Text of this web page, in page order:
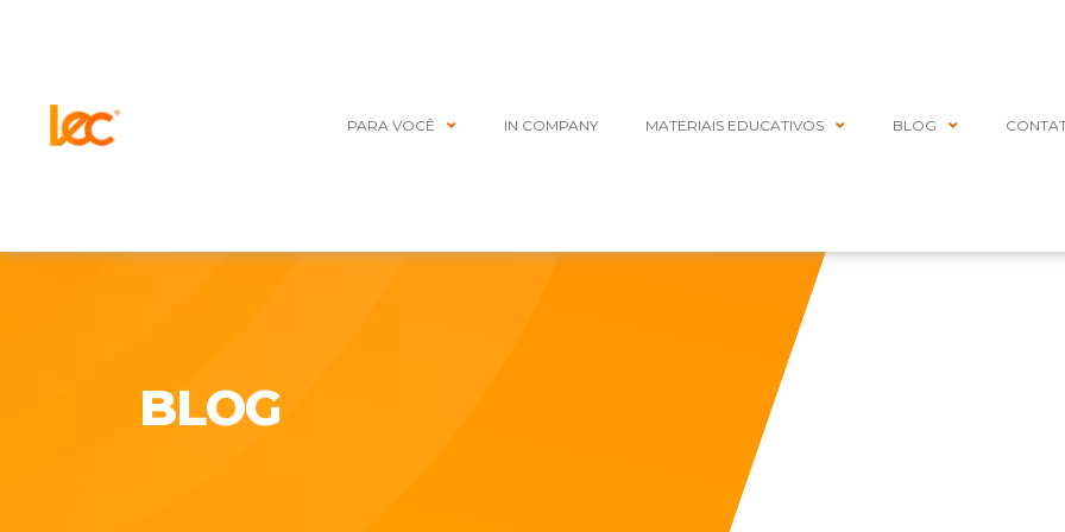
PARA VOCÊ IN COMPANY MATERIAIS EDUCATIVOS BLOG
BLOG